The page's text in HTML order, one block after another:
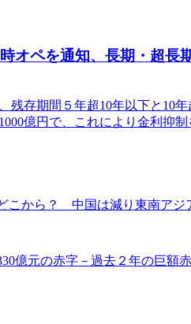
オペを通知、長期・超長
残存期間５年超10年以下と10
億円で、これにより金利抑
こから？ 中国は減り東南アジ
億元の赤字－過去２年の巨額